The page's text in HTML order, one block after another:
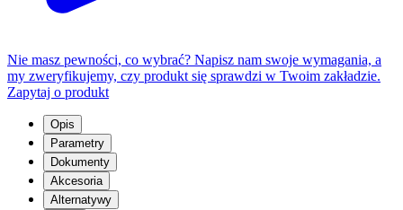
Nie masz pewności, co wybrać? Napisz nam swoje wymagania, a
my zweryfikujemy, czy produkt się sprawdzi w Twoim zakładzie.
Zapytaj o produkt
Opis
Parametry
Dokumenty
Akcesoria
Alternatywy